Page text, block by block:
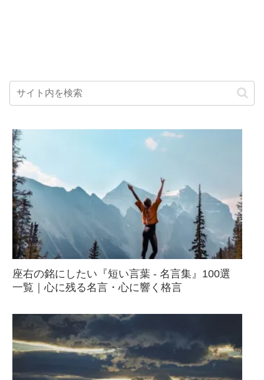
座右の銘にしたい『短い言葉 - 名言集』100選
一覧｜心に残る名言・心に響く格言